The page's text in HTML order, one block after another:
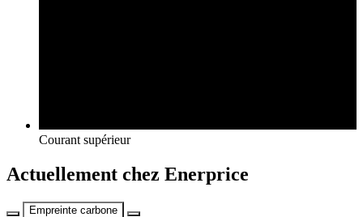
Courant supérieur
Actuellement chez Enerprice
Empreinte carbone